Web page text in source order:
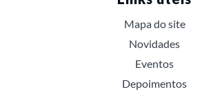
Mapa do site
Novidades
Eventos
Depoimentos